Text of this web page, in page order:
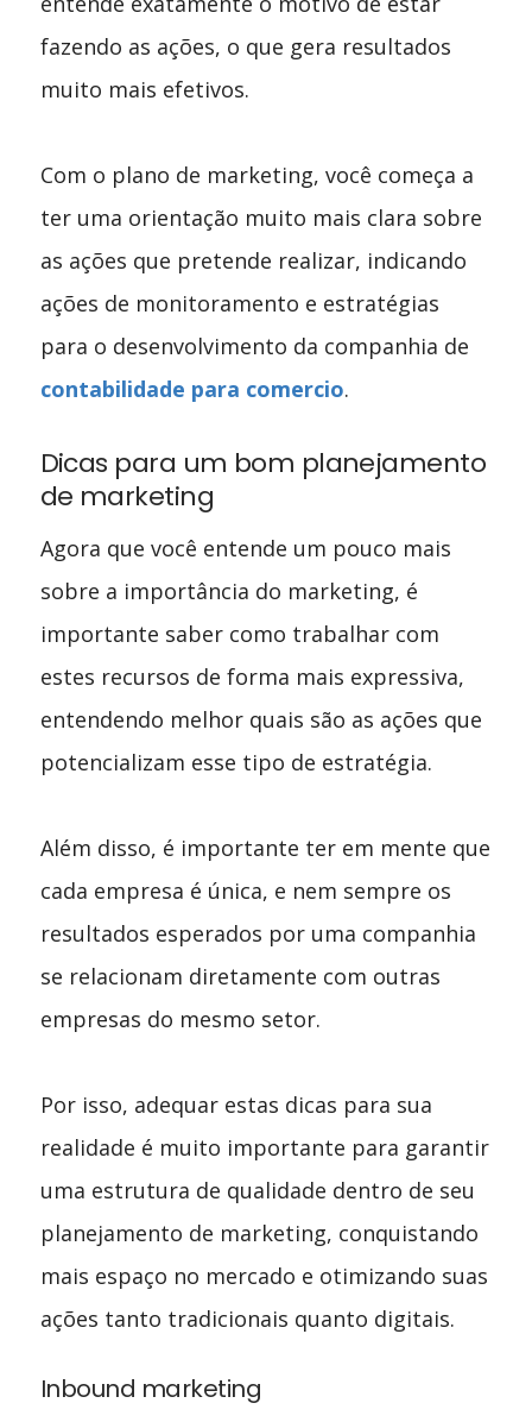
fazendo as ações, o que gera resultados
muito mais efetivos.
Com o plano de marketing, você começa a
ter uma orientação muito mais clara sobre
as ações que pretende realizar, indicando
ações de monitoramento e estratégias
para o desenvolvimento da companhia de
contabilidade para comercio.
Dicas para um bom planejamento
de marketing
Agora que você entende um pouco mais
sobre a importância do marketing, é
importante saber como trabalhar com
estes recursos de forma mais expressiva,
entendendo melhor quais são as ações que
potencializam esse tipo de estratégia.
Além disso, é importante ter em mente que
cada empresa é única, e nem sempre os
resultados esperados por uma companhia
se relacionam diretamente com outras
empresas do mesmo setor.
Por isso, adequar estas dicas para sua
realidade é muito importante para garantir
uma estrutura de qualidade dentro de seu
planejamento de marketing, conquistando
mais espaço no mercado e otimizando suas
ações tanto tradicionais quanto digitais.
Inbound marketing